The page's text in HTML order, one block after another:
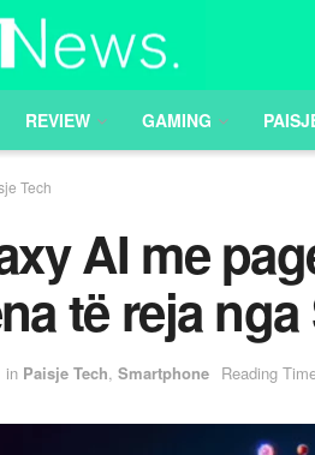
REVIEW GAMING
Tech
AI me
të reja
in Paisje Tech, Smartphone Reading